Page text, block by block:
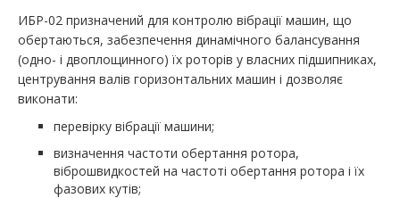
ИБР-02 призначений для контролю вібрації машин, що
обертаються, забезпечення динамічного балансування
(одно- і двоплощинного) їх роторів у власних підшипниках,
центрування валів горизонтальних машин і дозволяє
виконати:
перевірку вібрації машини;
визначення частоти обертання ротора,
віброшвидкостей на частоті обертання ротора і їх
фазових кутів;